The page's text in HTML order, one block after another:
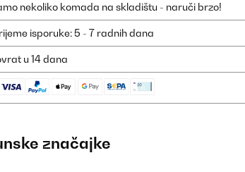
nekoliko komada na skladištu - naruči brzo!
isporuke: 5 - 7 radnih dana
u 14 dana
značajke